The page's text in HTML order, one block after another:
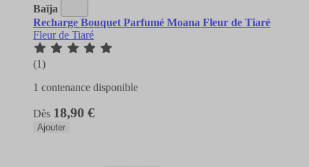
Baïja
Recharge Bouquet Parfumé Moana Fleur de Tiaré
Fleur de Tiaré
(1)
1 contenance disponible
Dès 18,90 €
Ajouter